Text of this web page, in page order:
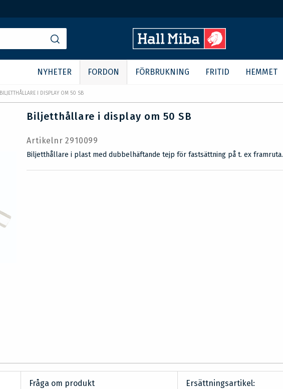
NYHETER FORDON FÖRBRUKNING FRITID HEMMET
BILJETTHÅLLARE I DISPLAY OM 50 SB
Biljetthållare i display om 50 SB
Artikelnr 2910099
Biljetthållare i plast med dubbelhäftande tejp för fastsättning på t. ex framruta.
Fråga om produkt Ersättningsartikel: